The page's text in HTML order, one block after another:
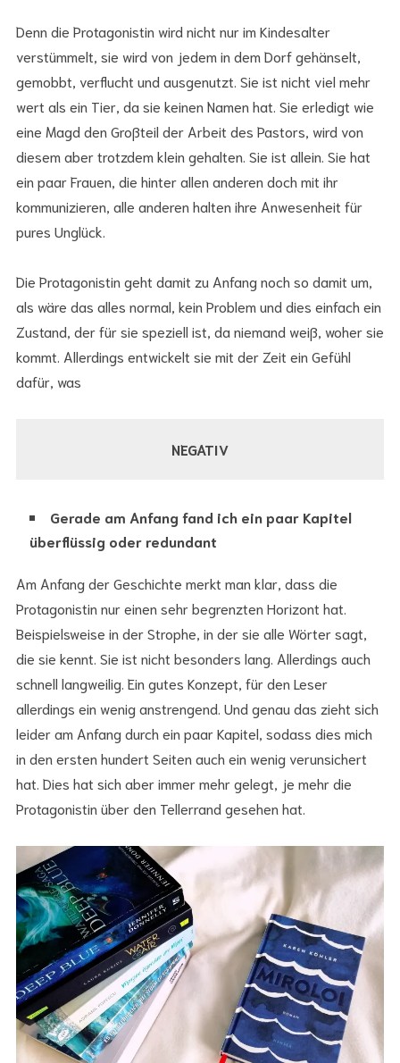
Denn die Protagonistin wird nicht nur im Kindesalter
verstümmelt, sie wird von jedem in dem Dorf gehänselt,
gemobbt, verflucht und ausgenutzt. Sie ist nicht viel mehr
wert als ein Tier, da sie keinen Namen hat. Sie erledigt wie
eine Magd den Großteil der Arbeit des Pastors, wird von
diesem aber trotzdem klein gehalten. Sie ist allein. Sie hat
ein paar Frauen, die hinter allen anderen doch mit ihr
kommunizieren, alle anderen halten ihre Anwesenheit für
pures Unglück.
Die Protagonistin geht damit zu Anfang noch so damit um,
als wäre das alles normal, kein Problem und dies einfach ein
Zustand, der für sie speziell ist, da niemand weiß, woher sie
kommt. Allerdings entwickelt sie mit der Zeit ein Gefühl
dafür, was
NEGATIV
Gerade am Anfang fand ich ein paar Kapitel
überflüssig oder redundant
Am Anfang der Geschichte merkt man klar, dass die
Protagonistin nur einen sehr begrenzten Horizont hat.
Beispielsweise in der Strophe, in der sie alle Wörter sagt,
die sie kennt. Sie ist nicht besonders lang. Allerdings auch
schnell langweilig. Ein gutes Konzept, für den Leser
allerdings ein wenig anstrengend. Und genau das zieht sich
leider am Anfang durch ein paar Kapitel, sodass dies mich
in den ersten hundert Seiten auch ein wenig verunsichert
hat. Dies hat sich aber immer mehr gelegt, je mehr die
Protagonistin über den Tellerrand gesehen hat.